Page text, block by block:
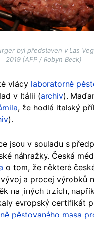
byl představen v Las
2019 (AFP / Robyn Beck)
vlády laboratorně
v Itálii (archiv).
, že hodlá italský
).
jsou v souladu s
náhražky. Česká
o tom, že některé
a prodej výrobků
na jiných trzích,
evropský certifikát
pěstovaného masa